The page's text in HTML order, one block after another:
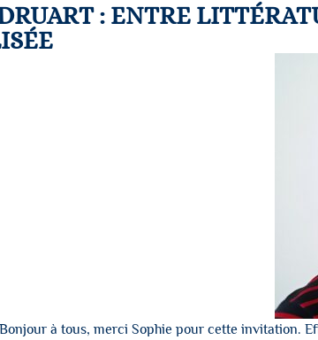
: ENTRE
Bonjour à tous, merci Sophie pour cette invitation.